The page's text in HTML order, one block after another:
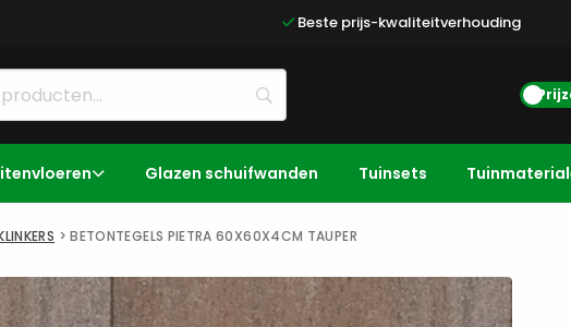
Beste prijs-kwaliteitverhouding
Glazen schuifwanden Tuinsets
>BETONTEGELS PIETRA 60X60X4CM TAUPER